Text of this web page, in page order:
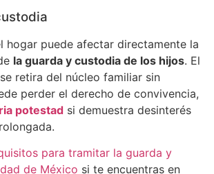
hogar puede afectar directamente la
la guarda y custodia de los hijos. El
retira del núcleo familiar sin
perder el derecho de convivencia,
potestad si demuestra desinterés
para tramitar la guarda y
de México si te encuentras en